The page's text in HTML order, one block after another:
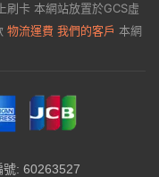
刷卡 本網站放置於GCS虛
物流運費 我們的客戶 本網
號: 60263527